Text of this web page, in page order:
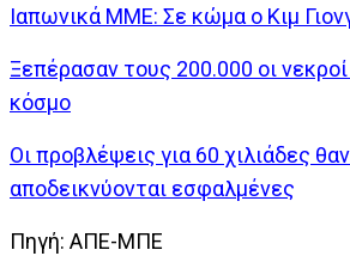
Ιαπωνικά ΜΜΕ: Σε κώμα ο Κιμ
Ξεπέρασαν τους 200.000 οι
κόσμο
Οι προβλέψεις για 60 χιλιάδες
αποδεικνύονται εσφαλμένες
Πηγή: ΑΠΕ-ΜΠΕ